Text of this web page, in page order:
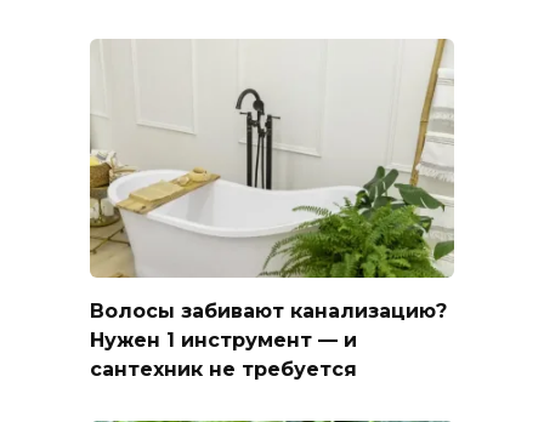
Волосы забивают канализацию?
Нужен 1 инструмент — и
сантехник не требуется